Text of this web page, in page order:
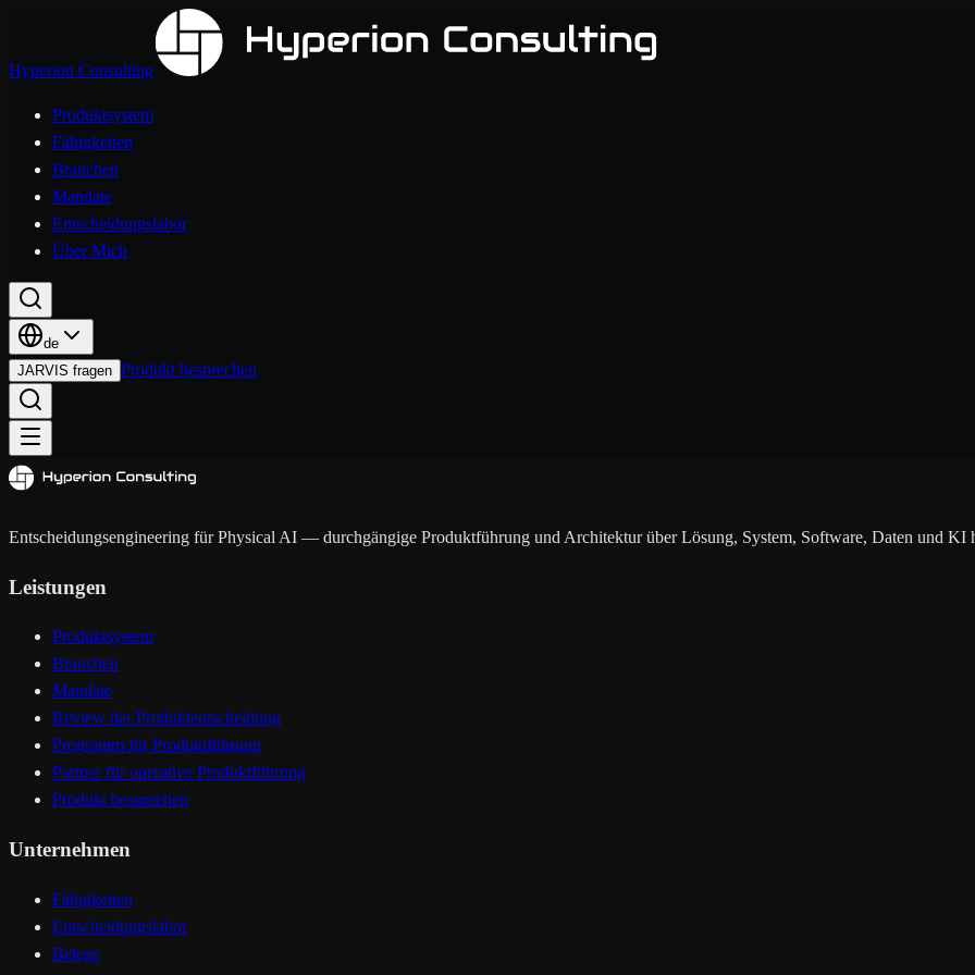
Hyperion Consulting
Produktsystem
Fähigkeiten
Branchen
Mandate
Entscheidungslabor
Über Mich
de
JARVIS fragen Produkt besprechen
Entscheidungsengineering für Physical AI — durchgängige Produktführung und Architektur über Lösung, System, Software, Daten und KI
Leistungen
Produktsystem
Branchen
Mandate
Review der Produktentscheidung
Programm für Produktführung
Partner für operative Produktführung
Produkt besprechen
Unternehmen
Fähigkeiten
Entscheidungslabor
Belege